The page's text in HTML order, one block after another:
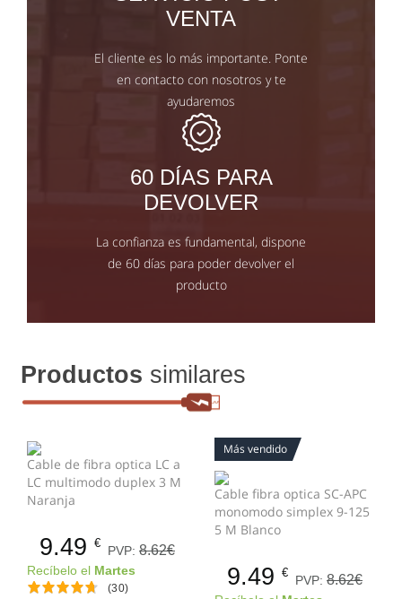
VENTA
El cliente es lo más importante. Ponte
en contacto con nosotros y te
ayudaremos
60 DÍAS PARA
DEVOLVER
La confianza es fundamental, dispone
de 60 días para poder devolver el
producto
Productos similares
Cable de fibra optica LC a
LC multimodo duplex 3 M
Naranja
9.49 €
PVP: 8.62€
Recíbelo el Martes
(30)
Más vendido
Cable fibra optica SC-APC
monomodo simplex 9-125
5 M Blanco
9.49 €
PVP: 8.62€